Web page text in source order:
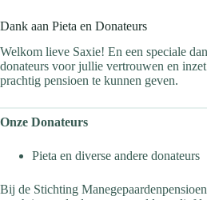
Dank aan Pieta en Donateurs
Welkom lieve Saxie! En een speciale
donateurs voor jullie vertrouwen en
prachtig pensioen te kunnen geven.
Onze Donateurs
Pieta en diverse andere donateurs
Bij de Stichting